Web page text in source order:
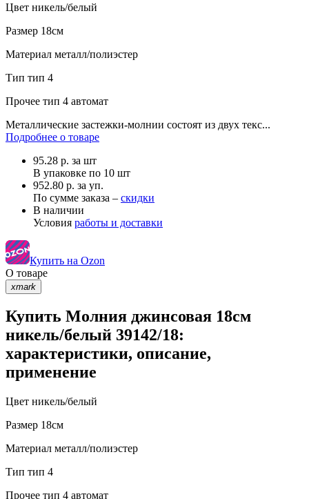
Цвет никель/белый
Размер 18см
Материал металл/полиэстер
Тип тип 4
Прочее тип 4 автомат
Металлические застежки-молнии состоят из двух текс...
Подробнее о товаре
95.28 р. за шт
В упаковке по 10 шт
952.80 р. за уп.
По сумме заказа – скидки
В наличии
Условия работы и доставки
Купить на Ozon
О товаре
xmark
Купить Молния джинсовая 18см
никель/белый 39142/18:
характеристики, описание,
применение
Цвет никель/белый
Размер 18см
Материал металл/полиэстер
Тип тип 4
Прочее тип 4 автомат